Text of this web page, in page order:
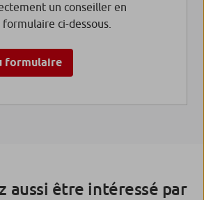
un conseiller en
ci-dessous.
formulaire
aussi être intéressé par